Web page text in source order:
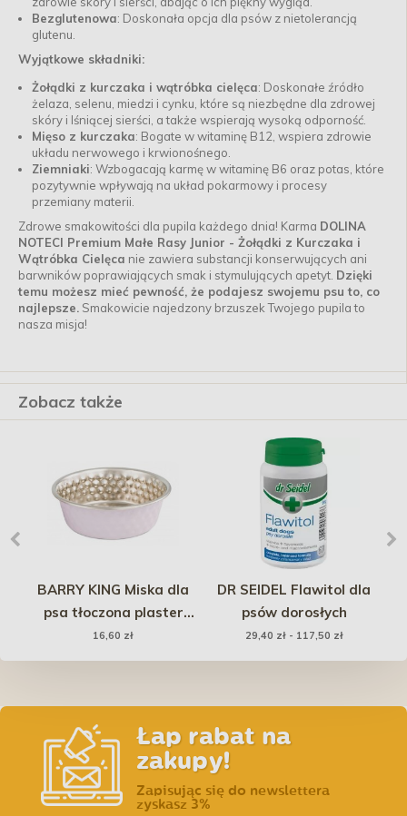
Bezglutenowa: Doskonała opcja dla psów z nietolerancją
glutenu.
Wyjątkowe składniki:
Żołądki z kurczaka i wątróbka cielęca: Doskonałe źródło
żelaza, selenu, miedzi i cynku, które są niezbędne dla zdrowej
skóry i lśniącej sierści, a także wspierają wysoką odporność.
Mięso z kurczaka: Bogate w witaminę B12, wspiera zdrowie
układu nerwowego i krwionośnego.
Ziemniaki: Wzbogacają karmę w witaminę B6 oraz potas, które
pozytywnie wpływają na układ pokarmowy i procesy
przemiany materii.
Zdrowe smakowitości dla pupila każdego dnia! Karma DOLINA
NOTECI Premium Małe Rasy Junior - Żołądki z Kurczaka i
Wątróbka Cielęca nie zawiera substancji konserwujących ani
barwników poprawiających smak i stymulujących apetyt. Dzięki
temu możesz mieć pewność, że podajesz swojemu psu to, co
najlepsze. Smakowicie najedzony brzuszek Twojego pupila to
nasza misja!
Zobacz także
BARRY KING Miska dla
psa tłoczona plaster
miodu ze stali
nierdzewnej 470 ml -
16,60 zł
DR SEIDEL Flawitol dla
psów dorosłych
29,40 zł - 117,50 zł
Łap rabat na
zakupy!
Zapisując się do newslettera
zyskasz 3%